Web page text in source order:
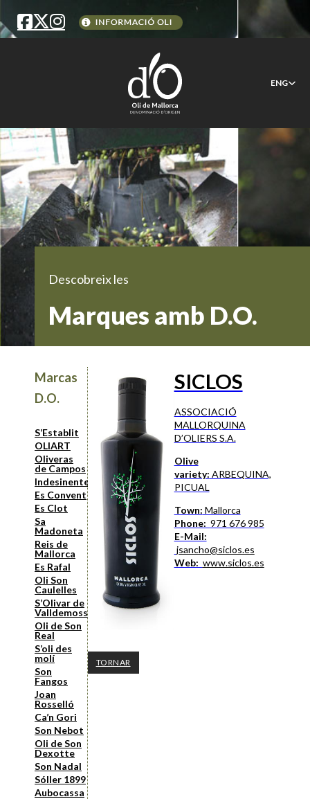
ENG
Descobreix les
Marques amb D.O.
Marcas
D.O.
S’Establit
OLIART
Oliveras
de Campos
Indesinenter
Es Convent
Es Clot
Sa
Madoneta
Reis de
Mallorca
Es Rafal
Oli Son
Caulelles
S’Olivar de
Valldemossa
Oli de Son
Real
S’oli des
molí
Son
Fangos
Joan
Rosselló
Ca’n Gori
Son Nebot
Oli de Son
Dexotte
Son Nadal
Sóller 1899
Aubocassa
SICLOS
ASSOCIACIÓ
MALLORQUINA
D’OLIERS S.A.
Olive
variety: ARBEQUINA,
PICUAL
Town: Mallorca
Phone: 971 676 985
E-Mail:
jsancho@siclos.es
Web: www.siclos.es
TORNAR